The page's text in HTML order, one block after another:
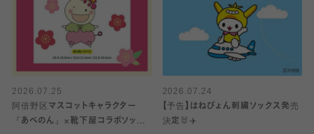
2026.07.25
阿倍野区マスコットキャラクター
『あべのん』×靴下屋コラボソック
2026.07.24
【予告】はねぴょん刺繍ソックス発売
決定🐰✈️